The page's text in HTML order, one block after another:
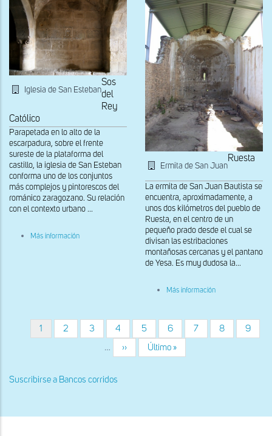
Iglesia de San Esteban
Sos
del
Rey
Católico
Parapetada en lo alto de la
escarpadura, sobre el frente
sureste de la plataforma del
castillo, la iglesia de San Esteban
conforma uno de los conjuntos
más complejos y pintorescos del
románico zaragozano. Su relación
con el contexto urbano ...
Más información
Ermita de San Juan
Ruesta
La ermita de San Juan Bautista se
encuentra, aproximadamente, a
unos dos kilómetros del pueblo de
Ruesta, en el centro de un
pequeño prado desde el cual se
divisan las estribaciones
montañosas cercanas y el pantano
de Yesa. Es muy dudosa la...
Más información
Paginación
Página
actual
1 Página
2 Página
3 Página
4 Página
5 Página
6 Página
7 Página
8 Página
9
…
Siguiente
página
››
Última
página
Último »
Suscribirse a Bancos corridos